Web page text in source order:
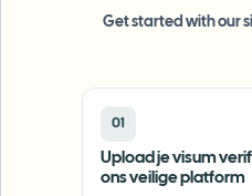
Contactformulier
Video-intelligentie
Achtergrondverwijdering
Get started with our
01
Upload je visum
ons veilige platform